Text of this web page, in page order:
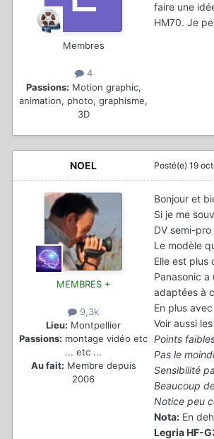
Membres
4
Passions: Motion graphic,
animation, photo, graphisme,
3D
faire une
HM70. Je
NOEL
MEMBRES +
9,3k
Lieu: Montpellier
Passions: montage vidéo etc
... etc ...
Au fait: Membre depuis
2006
Posté(e) 19
Bonjour et
Si je me
DV semi-
Le modèle
Elle est plus
Panasonic
adaptées à
En plus
Voir aussi
Points
Pas le
Sensibilité
Beaucoup
Notice peu
Nota: En
Legria HF-